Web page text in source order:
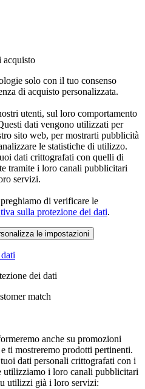
acquisto
solo con il tuo consenso
di acquisto personalizzata.
utenti, sul loro comportamento
dati vengono utilizzati per
sito web, per mostrarti pubblicità
le statistiche di utilizzo.
dati crittografati con quelli di
tramite i loro canali pubblicitari
servizi.
di verificare le
sulla protezione dei dati.
le impostazioni
dei dati
match
anche su promozioni
ti mostreremo prodotti pertinenti.
dati personali crittografati con i
utilizziamo i loro canali pubblicitari
utilizzi già i loro servizi: